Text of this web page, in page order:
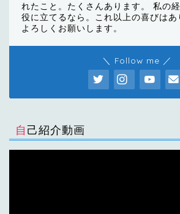
れたこと。たくさんあります。 私の
役に立てるなら。これ以上の喜びは
よろしくお願いします。
＼ Follow me ／
自己紹介動画